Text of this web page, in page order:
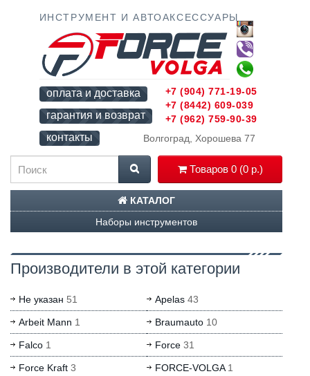
ИНСТРУМЕНТ И АВТОАКСЕССУАРЫ
оплата и доставка
гарантия и возврат
контакты
Волгоград, Хорошева 77
Товаров 0 (0 р.)
+7 (904) 771-19-05
+7 (8442) 609-039
+7 (962) 759-90-39
КАТАЛОГ
Наборы инструментов
Производители в этой категории
Не указан 51 Apelas43
Arbeit Mann 1 Braumauto10
Falco 1 Force31
Force Kraft 3 FORCE-VOLGA1